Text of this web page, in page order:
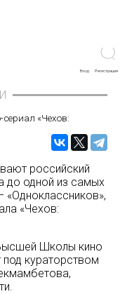
Вход Регистрация
«Чехов:
российский
до одной из самых
«Одноклассников»,
«Чехов:
Школы кино
кураторством